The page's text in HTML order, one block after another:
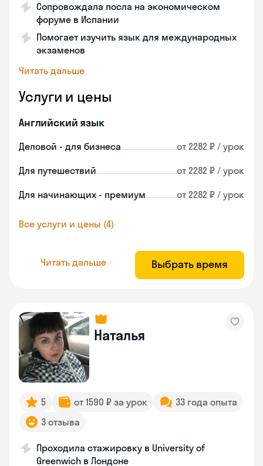
Сопровождала посла на экономическом
форуме в Испании
Помогает изучить язык для международных
экзаменов
Читать дальше
Услуги и цены
Английский язык
Деловой - для бизнеса от 2282 ₽ / урок
Для путешествий от 2282 ₽ / урок
Для начинающих - премиум от 2282 ₽ / урок
Все услуги и цены (4)
Читать дальше Выбрать время
Наталья
5 от 1590 ₽ за урок
33 года опыта
3 отзыва
Проходила стажировку в University of
Greenwich в Лондоне